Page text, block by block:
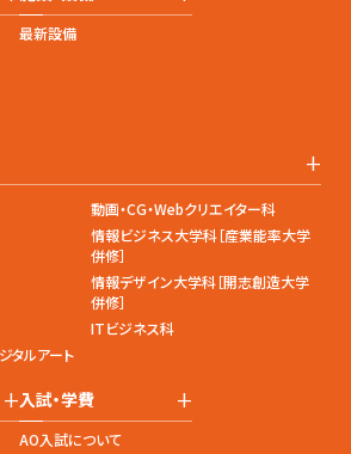
最新設備
+
動画・CG・Webクリエイター科
情報ビジネス大学科［産業能率大学
併修］
情報デザイン大学科［開志創造大学
併修］
ITビジネス科
タルアート
+入試・学費 +
AO入試について